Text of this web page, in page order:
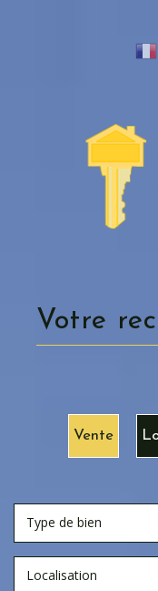
votre
Vente
Type de bien
Localisation